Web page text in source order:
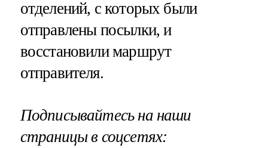
отделений, с которых были
отправлены посылки, и
восстановили маршрут
отправителя.
Подписывайтесь на наши
страницы в соцсетях: